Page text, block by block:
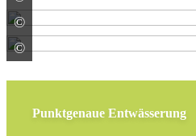
© ACO GmbH
© ACO GmbH
Punktgenaue Entwässerung